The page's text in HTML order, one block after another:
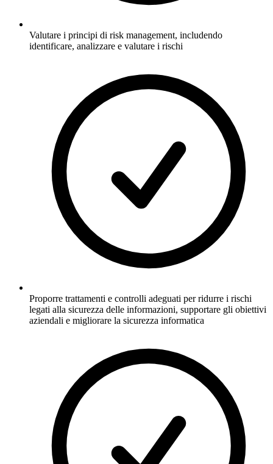
Valutare i principi di risk management, includendo
identificare, analizzare e valutare i rischi
Proporre trattamenti e controlli adeguati per ridurre i rischi
legati alla sicurezza delle informazioni, supportare gli obiettivi
aziendali e migliorare la sicurezza informatica